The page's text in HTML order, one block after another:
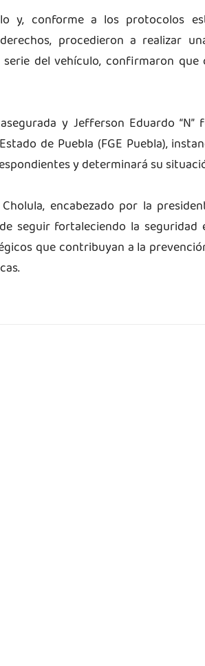
y, conforme a los protocolos
procedieron a realizar
del vehículo, confirmaron que
y Jefferson Eduardo “N”
de Puebla (FGE Puebla),
y determinará su
encabezado por la
seguir fortaleciendo la seguridad
que contribuyan a la